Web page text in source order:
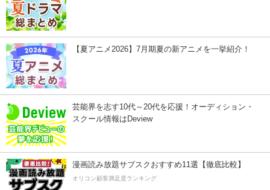
【夏アニメ2026】7月期夏の新アニメを一挙紹介！
芸能界を志す10代～20代を応援！オーディション・
スクール情報はDeview
漫画読み放題サブスクおすすめ11選【徹底比較】
オリコン顧客満足度ランキング